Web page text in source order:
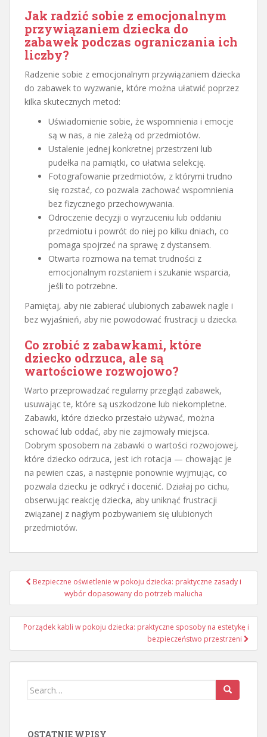
Jak radzić sobie z emocjonalnym
przywiązaniem dziecka do
zabawek podczas ograniczania ich
liczby?
Radzenie sobie z emocjonalnym przywiązaniem dziecka
do zabawek to wyzwanie, które można ułatwić poprzez
kilka skutecznych metod:
Uświadomienie sobie, że wspomnienia i emocje
są w nas, a nie zależą od przedmiotów.
Ustalenie jednej konkretnej przestrzeni lub
pudełka na pamiątki, co ułatwia selekcję.
Fotografowanie przedmiotów, z którymi trudno
się rozstać, co pozwala zachować wspomnienia
bez fizycznego przechowywania.
Odroczenie decyzji o wyrzuceniu lub oddaniu
przedmiotu i powrót do niej po kilku dniach, co
pomaga spojrzeć na sprawę z dystansem.
Otwarta rozmowa na temat trudności z
emocjonalnym rozstaniem i szukanie wsparcia,
jeśli to potrzebne.
Pamiętaj, aby nie zabierać ulubionych zabawek nagle i
bez wyjaśnień, aby nie powodować frustracji u dziecka.
Co zrobić z zabawkami, które
dziecko odrzuca, ale są
wartościowe rozwojowo?
Warto przeprowadzać regularny przegląd zabawek,
usuwając te, które są uszkodzone lub niekompletne.
Zabawki, które dziecko przestało używać, można
schować lub oddać, aby nie zajmowały miejsca.
Dobrym sposobem na zabawki o wartości rozwojowej,
które dziecko odrzuca, jest ich rotacja — chowając je
na pewien czas, a następnie ponownie wyjmując, co
pozwala dziecku je odkryć i docenić. Działaj po cichu,
obserwując reakcję dziecka, aby uniknąć frustracji
związanej z nagłym pozbywaniem się ulubionych
przedmiotów.
Nawigacja
Bezpieczne oświetlenie w pokoju dziecka: praktyczne zasady i
wybór dopasowany do potrzeb malucha
Porządek kabli w pokoju dziecka: praktyczne sposoby na estetykę i
bezpieczeństwo przestrzeni
Search
OSTATNIE WPISY